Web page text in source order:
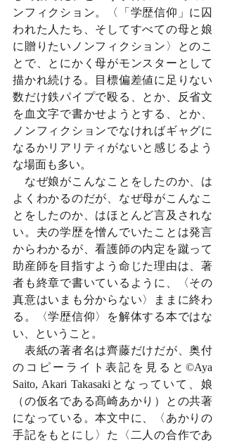
ンフィクション。〈「学歴信仰」に囚
われた人たち、そしてすべての母と娘
に贈りたいノンフィクション〉とのこ
とで、とにかく母がモンスターとして
描かれ続ける。目標偏差値に足りない
数だけ鉄パイプで殴る、とか、反省文
を血文字で書かせようとする、とか、
ノンフィクションでなければギャグに
なるかリアリティがないと感じるよう
な場面も多い。
なぜ娘がこんなことをしたのか、は
よくわかるのだが、なぜ母がこんなこ
とをしたのか、はほとんど言及されな
い。夫の学歴を憎んでいたことは発言
からわかるが、看護師の内定を蹴って
助産師を目指すよう命じた理由は、著
者も終章で書いているように、〈その
真意はいまも分からない〉ままに終わ
る。〈学歴信仰〉を解体する本ではな
い、ということ。
表紙の著者名は齊藤だけだが、奥付
のコピーライト表記を見ると©Aya
Saito, Akari Takasakiとなっていて、娘
（の仮名である髙崎あかり）との共著
になっている。本文中に、〈あかりの
手記をもとにし〉た〈二人の合作であ